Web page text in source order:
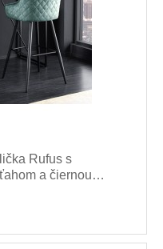
Rufus s
a čiernou